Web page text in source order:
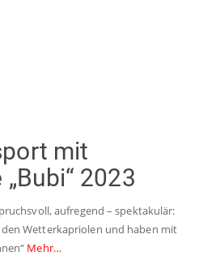
mit
2023
aufregend – spektakulär:
Wetterkapriolen und haben mit
Mehr…